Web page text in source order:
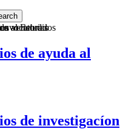
al Estudio
vertebrados
de ayuda al
de investigacíon